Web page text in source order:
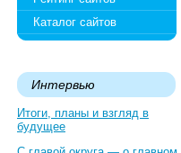
Каталог сайтов
Интервью
Итоги, планы и взгляд в
будущее